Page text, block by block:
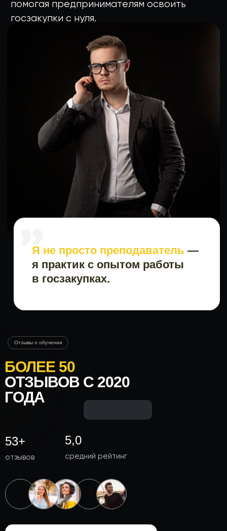
БОЛЕЕ 50
ОТЗЫВОВ С 2020
ГОДА
53+
отзывов
5,0
средний рейтинг
Отзывы о обучении
Заполните форму ниже
и получите бесплатную
консультацию
Нажимая на кнопку «Получить»
вы соглашаетесь наобработку персональных
+7
Получить консультацию
Вся представленная на данном сайте информация
носит исключительно информационный характер
и не является публичной офертой, определяемой
положениями ст. 437 ГК РФ. Опубликованная
в любое время без предварительного уведомления.
Политика конфиденциальности
Разработка сайта
ИП Викторова Тамара Леонидовна
ИНН 616507506359